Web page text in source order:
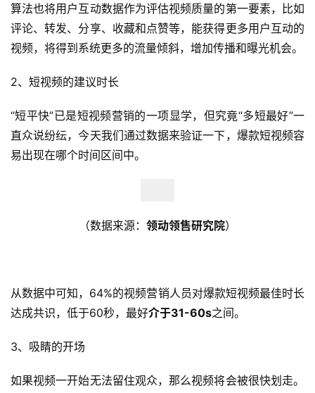
算法也将用户互动数据作为评估视频质量的第一要素，比如
评论、转发、分享、收藏和点赞等，能获得更多用户互动的
视频，将得到系统更多的流量倾斜，增加传播和曝光机会。
2、 短视频的建议时长
“短平快”已是短视频营销的一项显学，但究竟“多短最好”一
直众说纷纭，今天我们通过数据来验证一下，爆款短视频容
易出现在哪个时间区间中。
（数据来源： 领动领售研究院）
从数据中可知，64%的视频营销人员对爆款短视频最佳时长
达成共识，低于60秒，最好介于31-60s之间。
3、 吸睛的开场
如果视频一开始无法留住观众，那么视频将会被很快划走。